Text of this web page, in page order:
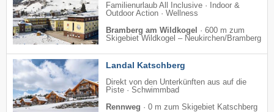
Familienurlaub All Inclusive · Indoor &
Outdoor Action · Wellness
Bramberg am Wildkogel
· 600 m zum
Skigebiet Wildkogel – Neukirchen/​Bramberg
Landal Katschberg
Direkt von den Unterkünften aus auf die
Piste · Schwimmbad
Rennweg · 0 m zum Skigebiet Katschberg